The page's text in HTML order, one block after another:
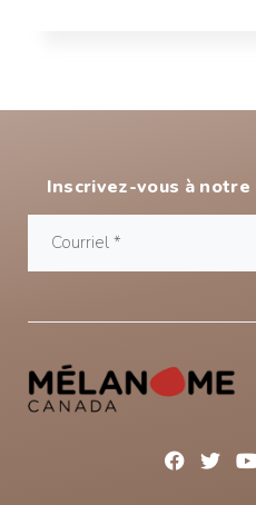
Inscrivez-vous à